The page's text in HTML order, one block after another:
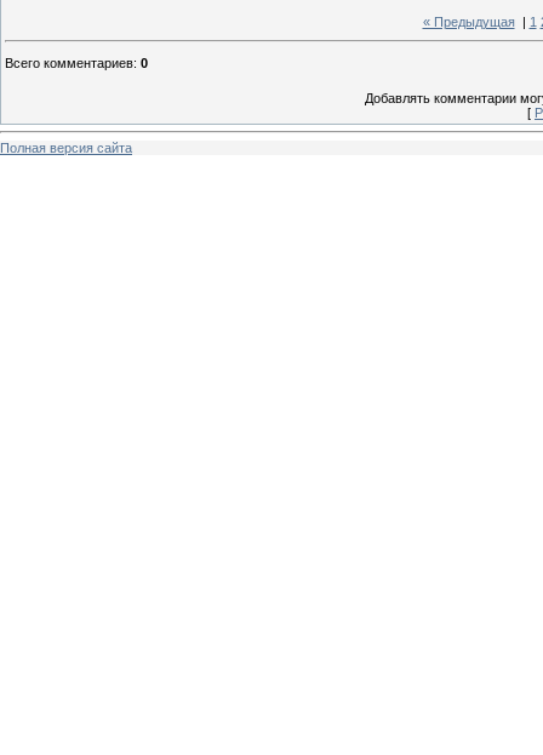
« Предыдущая| 1
Всего комментариев: 0
Добавлять комментарии
[
Полная версия сайта